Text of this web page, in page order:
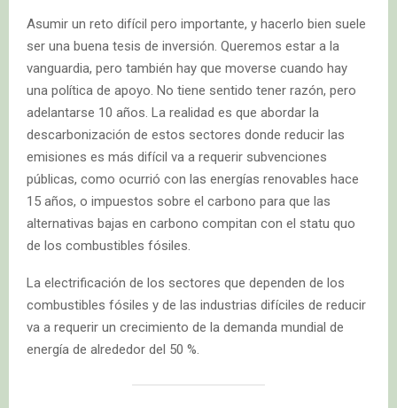
Asumir un reto difícil pero importante, y hacerlo bien suele
ser una buena tesis de inversión. Queremos estar a la
vanguardia, pero también hay que moverse cuando hay
una política de apoyo. No tiene sentido tener razón, pero
adelantarse 10 años. La realidad es que abordar la
descarbonización de estos sectores donde reducir las
emisiones es más difícil va a requerir subvenciones
públicas, como ocurrió con las energías renovables hace
15 años, o impuestos sobre el carbono para que las
alternativas bajas en carbono compitan con el statu quo
de los combustibles fósiles.
La electrificación de los sectores que dependen de los
combustibles fósiles y de las industrias difíciles de reducir
va a requerir un crecimiento de la demanda mundial de
energía de alrededor del 50 %.